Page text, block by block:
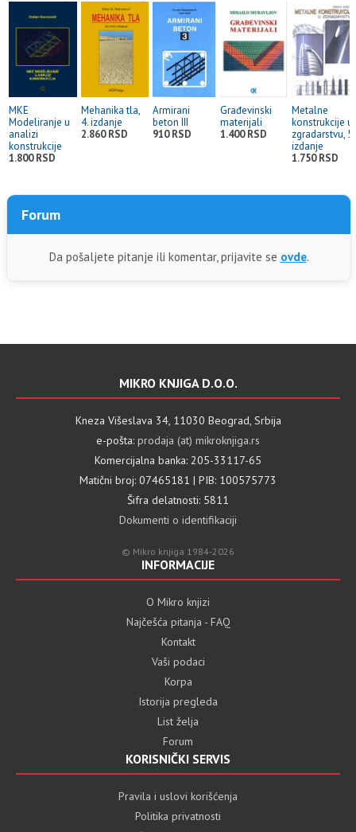
MKE
Modeliranje u
analizi
konstrukcije
1.800 RSD
Mehanika tla,
4. izdanje
2.860 RSD
Armirani
beton III
910 RSD
Građevinski
materijali
1.400 RSD
Metalne
konstrukcije u
zgradarstvu, 5.
izdanje
1.750 RSD
Forum
Da pošaljete pitanje ili komentar, prijavite se ovde.
MIKRO KNJIGA D.O.O.
Kneza Višeslava 34, 11030 Beograd, Srbija
e-pošta: prodaja (at) mikroknjiga.rs
Komercijalna banka: 205-33117-65
Matični broj: 07465181 | PIB: 100575773
Šifra delatnosti: 5811
Dokumenti o identifikaciji
© Mikro knjiga 1984-2026
INFORMACIJE
O Mikro knjizi
Najčešća pitanja - FAQ
Kontakt
Vaši podaci
Korpa
Istorija pregleda
List želja
Forum
KORISNIČKI SERVIS
Pravila i uslovi korišćenja
Politika privatnosti